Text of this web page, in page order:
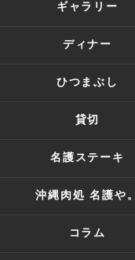
ギャラリー
ディナー
ひつまぶし
貸切
名護ステーキ
沖縄肉処 名護や。
コラム